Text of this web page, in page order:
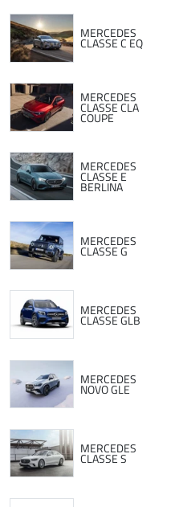
MERCEDES
CLASSE C EQ
MERCEDES
CLASSE CLA
COUPE
MERCEDES
CLASSE E
BERLINA
MERCEDES
CLASSE G
MERCEDES
CLASSE GLB
MERCEDES
NOVO GLE
MERCEDES
CLASSE S